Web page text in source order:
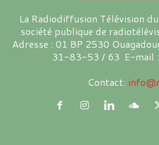
La Radiodiffusion Télévision
société publique de
Adresse : 01 BP 2530
31-83-53 / 63 E-mail
Contact: